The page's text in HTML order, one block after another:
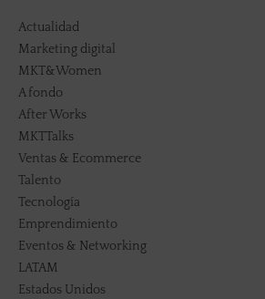
Actualidad
Marketing digital
MKT&Women
A fondo
After Works
MKTTalks
Ventas & Ecommerce
Talento
Tecnología
Emprendimiento
Eventos & Networking
LATAM
Estados Unidos